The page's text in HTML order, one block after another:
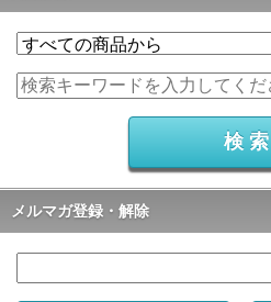
メルマガ登録・解除